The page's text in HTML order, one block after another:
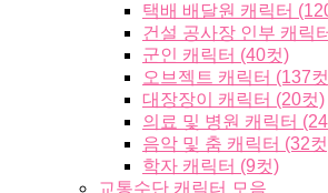
택배 배달원 캐릭터
건설 공사장 인부 캐릭
군인 캐릭터 (40컷)
오브젝트 캐릭터 (137
대장장이 캐릭터 (20컷)
의료 및 병원 캐릭터
음악 및 춤 캐릭터 (32
학자 캐릭터 (9컷)
교통수단 캐릭터 모음